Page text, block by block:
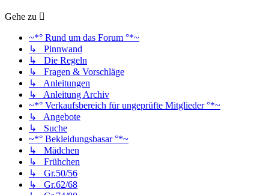
Gehe zu
~*° Rund um das Forum °*~
↳ Pinnwand
↳ Die Regeln
↳ Fragen & Vorschläge
↳ Anleitungen
↳ Anleitung Archiv
~*° Verkaufsbereich für ungeprüfte Mitglieder °*~
↳ Angebote
↳ Suche
~*° Bekleidungsbasar °*~
↳ Mädchen
↳ Frühchen
↳ Gr.50/56
↳ Gr.62/68